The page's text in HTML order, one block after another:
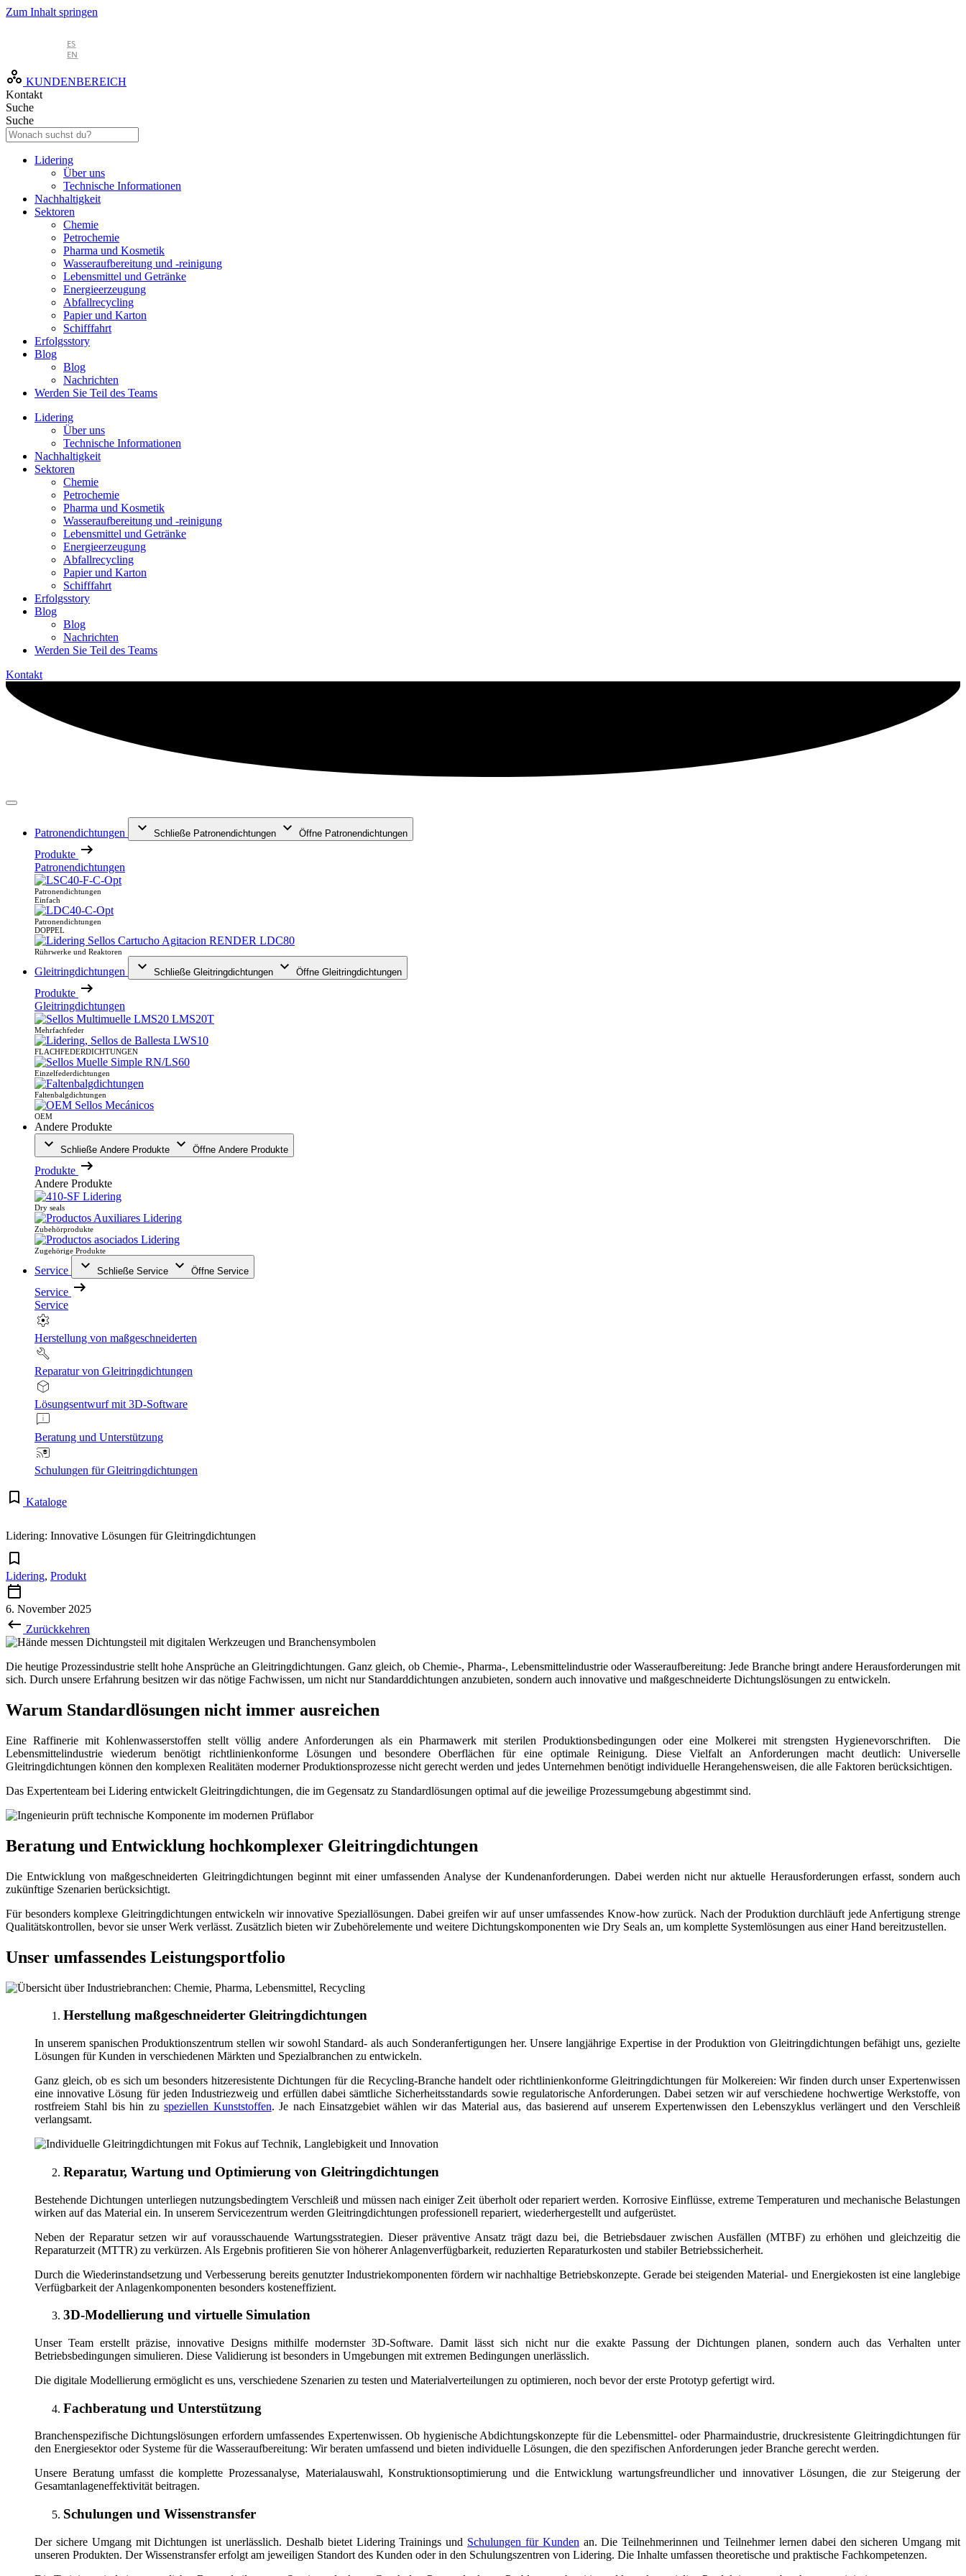
Zum Inhalt springen
ES
EN
KUNDENBEREICH
Kontakt
Suche
Suche
Lidering
Über uns
Technische Informationen
Nachhaltigkeit
Sektoren
Chemie
Petrochemie
Pharma und Kosmetik
Wasseraufbereitung und -reinigung
Lebensmittel und Getränke
Energieerzeugung
Abfallrecycling
Papier und Karton
Schifffahrt
Erfolgsstory
Blog
Blog
Nachrichten
Werden Sie Teil des Teams
Lidering
Über uns
Technische Informationen
Nachhaltigkeit
Sektoren
Chemie
Petrochemie
Pharma und Kosmetik
Wasseraufbereitung und -reinigung
Lebensmittel und Getränke
Energieerzeugung
Abfallrecycling
Papier und Karton
Schifffahrt
Erfolgsstory
Blog
Blog
Nachrichten
Werden Sie Teil des Teams
Kontakt
Patronendichtungen Schließe Patronendichtungen Öffne Patronendichtungen
Produkte
Patronendichtungen
Patronendichtungen
Einfach
Patronendichtungen
DOPPEL
Rührwerke und Reaktoren
Gleitringdichtungen Schließe Gleitringdichtungen Öffne Gleitringdichtungen
Produkte
Gleitringdichtungen
Mehrfachfeder
FLACHFEDERDICHTUNGEN
Einzelfederdichtungen
Faltenbalgdichtungen
OEM
Andere Produkte
Schließe Andere Produkte Öffne Andere Produkte
Produkte
Andere Produkte
Dry seals
Zubehörprodukte
Zugehörige Produkte
Service Schließe Service Öffne Service
Service
Service
Herstellung von maßgeschneiderten
Reparatur von Gleitringdichtungen
Lösungsentwurf mit 3D-Software
Beratung und Unterstützung
Schulungen für Gleitringdichtungen
Kataloge
Lidering: Innovative Lösungen für Gleitringdichtungen
Lidering, Produkt
6. November 2025
Zurückkehren
Die heutige Prozessindustrie stellt hohe Ansprüche an Gleitringdichtungen. Ganz gleich, ob Chemie-, Pharma-, Lebensmittelindustrie oder Wasseraufbereitung: Jede Branche bringt andere Herausforderungen mit
sich. Durch unsere Erfahrung besitzen wir das nötige Fachwissen, um nicht nur Standarddichtungen anzubieten, sondern auch innovative und maßgeschneiderte Dichtungslösungen zu entwickeln.
Warum Standardlösungen nicht immer ausreichen
Eine Raffinerie mit Kohlenwasserstoffen stellt völlig andere Anforderungen als ein Pharmawerk mit sterilen Produktionsbedingungen oder eine Molkerei mit strengsten Hygienevorschriften. Die
Lebensmittelindustrie wiederum benötigt richtlinienkonforme Lösungen und besondere Oberflächen für eine optimale Reinigung. Diese Vielfalt an Anforderungen macht deutlich: Universelle
Gleitringdichtungen können den komplexen Realitäten moderner Produktionsprozesse nicht gerecht werden und jedes Unternehmen benötigt individuelle Herangehensweisen, die alle Faktoren berücksichtigen.
Das Expertenteam bei Lidering entwickelt Gleitringdichtungen, die im Gegensatz zu Standardlösungen optimal auf die jeweilige Prozessumgebung abgestimmt sind.
Beratung und Entwicklung hochkomplexer Gleitringdichtungen
Die Entwicklung von maßgeschneiderten Gleitringdichtungen beginnt mit einer umfassenden Analyse der Kundenanforderungen. Dabei werden nicht nur aktuelle Herausforderungen erfasst, sondern auch
zukünftige Szenarien berücksichtigt.
Für besonders komplexe Gleitringdichtungen entwickeln wir innovative Speziallösungen. Dabei greifen wir auf unser umfassendes Know-how zurück. Nach der Produktion durchläuft jede Anfertigung strenge
Qualitätskontrollen, bevor sie unser Werk verlässt. Zusätzlich bieten wir Zubehörelemente und weitere Dichtungskomponenten wie Dry Seals an, um komplette Systemlösungen aus einer Hand bereitzustellen.
Unser umfassendes Leistungsportfolio
Herstellung maßgeschneiderter Gleitringdichtungen
In unserem spanischen Produktionszentrum stellen wir sowohl Standard- als auch Sonderanfertigungen her. Unsere langjährige Expertise in der Produktion von Gleitringdichtungen befähigt uns, gezielte
Lösungen für Kunden in verschiedenen Märkten und Spezialbranchen zu entwickeln.
Ganz gleich, ob es sich um besonders hitzeresistente Dichtungen für die Recycling-Branche handelt oder richtlinienkonforme Gleitringdichtungen für Molkereien: Wir finden durch unser Expertenwissen
eine innovative Lösung für jeden Industriezweig und erfüllen dabei sämtliche Sicherheitsstandards sowie regulatorische Anforderungen. Dabei setzen wir auf verschiedene hochwertige Werkstoffe, von
rostfreiem Stahl bis hin zuspeziellen Kunststoffen. Je nach Einsatzgebiet wählen wir das Material aus, das basierend auf unserem Expertenwissen den Lebenszyklus verlängert und den Verschleiß
verlangsamt.
Reparatur, Wartung und Optimierung von Gleitringdichtungen
Bestehende Dichtungen unterliegen nutzungsbedingtem Verschleiß und müssen nach einiger Zeit überholt oder repariert werden. Korrosive Einflüsse, extreme Temperaturen und mechanische Belastungen
wirken auf das Material ein. In unserem Servicezentrum werden Gleitringdichtungen professionell repariert, wiederhergestellt und aufgerüstet.
Neben der Reparatur setzen wir auf vorausschauende Wartungsstrategien. Dieser präventive Ansatz trägt dazu bei, die Betriebsdauer zwischen Ausfällen (MTBF) zu erhöhen und gleichzeitig die
Reparaturzeit (MTTR) zu verkürzen. Als Ergebnis profitieren Sie von höherer Anlagenverfügbarkeit, reduzierten Reparaturkosten und stabiler Betriebssicherheit.
Durch die Wiederinstandsetzung und Verbesserung bereits genutzter Industriekomponenten fördern wir nachhaltige Betriebskonzepte. Gerade bei steigenden Material- und Energiekosten ist eine langlebige
Verfügbarkeit der Anlagenkomponenten besonders kosteneffizient.
3D-Modellierung und virtuelle Simulation
Unser Team erstellt präzise, innovative Designs mithilfe modernster 3D-Software. Damit lässt sich nicht nur die exakte Passung der Dichtungen planen, sondern auch das Verhalten unter
Betriebsbedingungen simulieren. Diese Validierung ist besonders in Umgebungen mit extremen Bedingungen unerlässlich.
Die digitale Modellierung ermöglicht es uns, verschiedene Szenarien zu testen und Materialverteilungen zu optimieren, noch bevor der erste Prototyp gefertigt wird.
Fachberatung und Unterstützung
Branchenspezifische Dichtungslösungen erfordern umfassendes Expertenwissen. Ob hygienische Abdichtungskonzepte für die Lebensmittel- oder Pharmaindustrie, druckresistente Gleitringdichtungen für
den Energiesektor oder Systeme für die Wasseraufbereitung: Wir beraten umfassend und bieten individuelle Lösungen, die den spezifischen Anforderungen jeder Branche gerecht werden.
Unsere Beratung umfasst die komplette Prozessanalyse, Materialauswahl, Konstruktionsoptimierung und die Entwicklung wartungsfreundlicher und innovativer Lösungen, die zur Steigerung der
Gesamtanlageneffektivität beitragen.
Schulungen und Wissenstransfer
Der sichere Umgang mit Dichtungen ist unerlässlich. Deshalb bietet Lidering Trainings und Schulungen für Kunden an. Die Teilnehmerinnen und Teilnehmer lernen dabei den sicheren Umgang mit
unseren Produkten. Der Wissenstransfer erfolgt am jeweiligen Standort des Kunden oder in den Schulungszentren von Lidering. Die Inhalte umfassen theoretische und praktische Fachkompetenzen.